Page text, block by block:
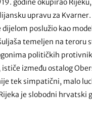
godine okupirao
upravu za Kvarner.
poslužio kao
temeljen na teroru
političkih
između ostalog
tek simpatični, malo
je slobodni hrvatski